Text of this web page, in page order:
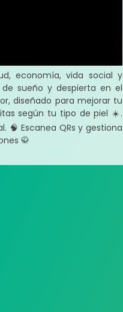
economía, vida social y
sueño y despierta en el
diseñado para mejorar tu
según tu tipo de piel ☀️.
🧠 Escanea QRs y gestiona
🥋